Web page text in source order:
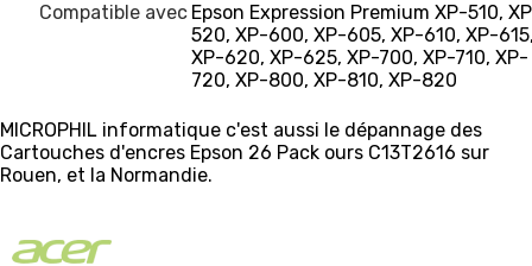
Compatible avec Epson Expression Premium XP-510,
520, XP-600, XP-605, XP-610, XP-
XP-620, XP-625, XP-700, XP-710, XP-
720, XP-800, XP-810, XP-820
MICROPHIL informatique c'est aussi le dépannage des
Cartouches d'encres Epson 26 Pack ours C13T2616 sur
Rouen, et la Normandie.